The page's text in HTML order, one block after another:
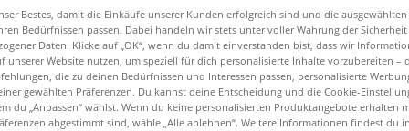
den Suchbegriff. Versuche, weniger Filter zu
ZURÜCK ZUM SHOP
Bestes, damit die Einkäufe unserer Kunden erfolgreich sind und die
Bedürfnissen passen. Dabei handeln wir stets unter voller Wahrung der
Daten. Klicke auf „OK“, wenn du damit einverstanden bist, dass wir
unserer Website nutzen, um speziell für dich personalisierte Inhalte vorzubereiten –
die zu deinen Bedürfnissen und Interessen passen, personalisierte
gewählten Präferenzen. Du kannst deine Entscheidung und die Cookie-
du „Anpassen“ wählst. Wenn du keine personalisierten Produktangebote erhalten
abgestimmt sind, wähle „Alle ablehnen“. Weitere Informationen findest du